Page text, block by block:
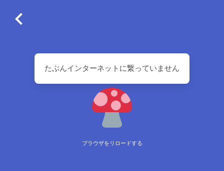
たぶんインターネットに繋っていません
ブラウザをリロードする